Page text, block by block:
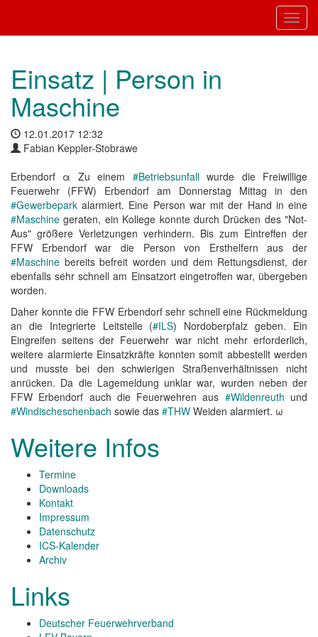
Einsatz | Person in
Maschine
12.01.2017 12:32
Fabian Keppler-Stobrawe
Erbendorf α Zu einem #Betriebsunfallwurde die Freiwillige
Feuerwehr (FFW) Erbendorf am Donnerstag Mittag in den
#Gewerbepark alarmiert. Eine Person war mit der Hand in eine
#Maschine geraten, ein Kollege konnte durch Drücken des "Not-
Aus" größere Verletzungen verhindern. Bis zum Eintreffen der
FFW Erbendorf war die Person von Ersthelfern aus der
#Maschine bereits befreit worden und dem Rettungsdienst, der
ebenfalls sehr schnell am Einsatzort eingetroffen war, übergeben
worden.
Daher konnte die FFW Erbendorf sehr schnell eine Rückmeldung
an die Integrierte Leitstelle (#ILS) Nordoberpfalz geben. Ein
Eingreifen seitens der Feuerwehr war nicht mehr erforderlich,
weitere alarmierte Einsatzkräfte konnten somit abbestellt werden
und musste bei den schwierigen Straßenverhältnissen nicht
anrücken. Da die Lagemeldung unklar war, wurden neben der
FFW Erbendorf auch die Feuerwehren aus #Wildenreuth und
#Windischeschenbach sowie das #THW Weiden alarmiert. ω
Weitere Infos
Termine
Downloads
Kontakt
Impressum
Datenschutz
ICS-Kalender
Archiv
Links
Deutscher Feuerwehrverband